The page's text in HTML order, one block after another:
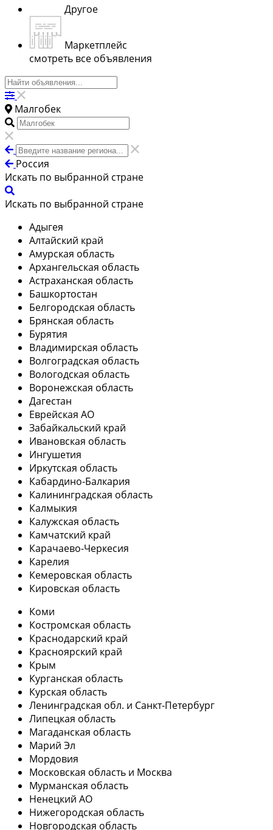
Другое
Маркетплейс
смотреть все объявления
Малгобек
Россия
Искать по выбранной стране
Искать по выбранной стране
Адыгея
Алтайский край
Амурская область
Архангельская область
Астраханская область
Башкортостан
Белгородская область
Брянская область
Бурятия
Владимирская область
Волгоградская область
Вологодская область
Воронежская область
Дагестан
Еврейская АО
Забайкальский край
Ивановская область
Ингушетия
Иркутская область
Кабардино-Балкария
Калининградская область
Калмыкия
Калужская область
Камчатский край
Карачаево-Черкесия
Карелия
Кемеровская область
Кировская область
Коми
Костромская область
Краснодарский край
Красноярский край
Крым
Курганская область
Курская область
Ленинградская обл. и Санкт-Петербург
Липецкая область
Магаданская область
Марий Эл
Мордовия
Московская область и Москва
Мурманская область
Ненецкий АО
Нижегородская область
Новгородская область